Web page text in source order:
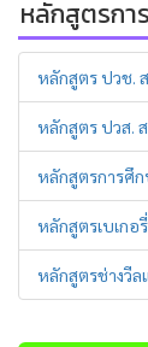
หลักสูตรกา
หลักสูตร ปวช.
หลักสูตร ปวส.
หลักสูตรการศึ
หลักสูตรเบเกอ
หลักสูตรช่างวี